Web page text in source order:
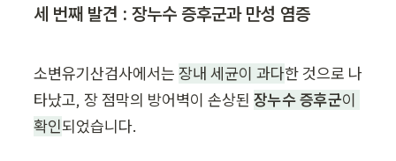
세 번째 발견 : 장누수 증후군과 만성 염증
소변유기산검사에서는 장내 세균이 과다한 것으로 나
타났고, 장 점막의 방어벽이 손상된 장누수 증후군이
확인되었습니다.